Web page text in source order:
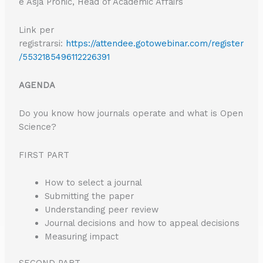
Link per
registrarsi: https://attendee.gotowebinar.com/register
/5532185496112226391
AGENDA
Do you know how journals operate and what is Open
Science?
FIRST PART
How to select a journal
Submitting the paper
Understanding peer review
Journal decisions and how to appeal decisions
Measuring impact